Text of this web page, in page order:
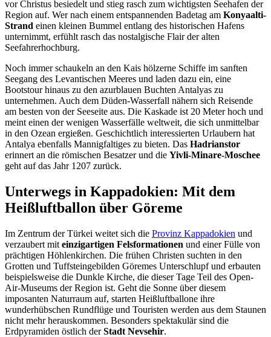
vor Christus besiedelt und stieg rasch zum wichtigsten Seehafen der
Region auf. Wer nach einem entspannenden Badetag am Konyaalti-
Strand einen kleinen Bummel entlang des historischen Hafens
unternimmt, erfühlt rasch das nostalgische Flair der alten
Seefahrerhochburg.
Noch immer schaukeln an den Kais hölzerne Schiffe im sanften
Seegang des Levantischen Meeres und laden dazu ein, eine
Bootstour hinaus zu den azurblauen Buchten Antalyas zu
unternehmen. Auch dem Düden-Wasserfall nähern sich Reisende
am besten von der Seeseite aus. Die Kaskade ist 20 Meter hoch und
meint einen der wenigen Wasserfälle weltweit, die sich unmittelbar
in den Ozean ergießen. Geschichtlich interessierten Urlaubern hat
Antalya ebenfalls Mannigfaltiges zu bieten. Das Hadrianstor
erinnert an die römischen Besatzer und die Yivli-Minare-Moschee
geht auf das Jahr 1207 zurück.
Unterwegs in Kappadokien: Mit dem
Heißluftballon über Göreme
Im Zentrum der Türkei weitet sich die Provinz Kappadokien und
verzaubert mit einzigartigen Felsformationen und einer Fülle von
prächtigen Höhlenkirchen. Die frühen Christen suchten in den
Grotten und Tuffsteingebilden Göremes Unterschlupf und erbauten
beispielsweise die Dunkle Kirche, die dieser Tage Teil des Open-
Air-Museums der Region ist. Geht die Sonne über diesem
imposanten Naturraum auf, starten Heißluftballone ihre
wunderhübschen Rundflüge und Touristen werden aus dem Staunen
nicht mehr herauskommen. Besonders spektakulär sind die
Erdpyramiden östlich derStadt Nevsehir.